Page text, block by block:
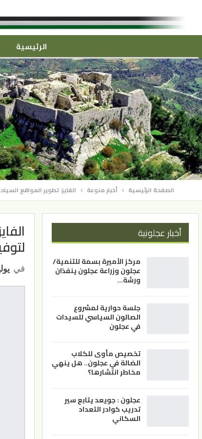
الرئيسية
الصفحة الرئيسية أخبار منوعة الفايز: تطوير المواقع
في
أخبار عجلونية
مركز الأميرة بسمة للتنمية/
عجلون وزراعة عجلون ينفذان
ورشة…
جلسة حوارية لمشروع
الصالون السياسي للسيدات
في عجلون
تخصيص مأوى للكلاب
الضالة في عجلون.. هل ينهي
مخاطر انتشارها؟
عجلون : جويعد يتابع سير
تدريب كوادر التعداد
السكاني